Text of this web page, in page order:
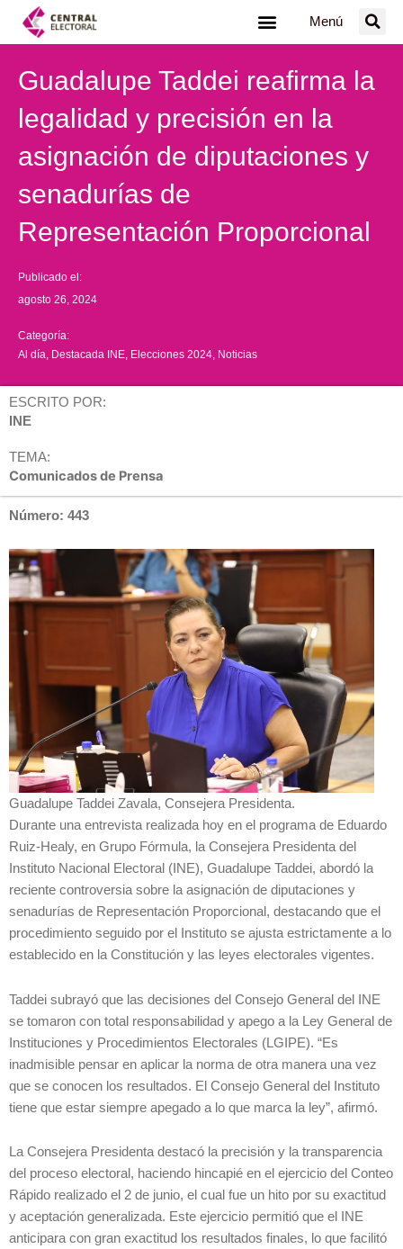
Menú
Guadalupe Taddei reafirma la
legalidad y precisión en la
asignación de diputaciones y
senadurías de
Representación Proporcional
Publicado el:
agosto 26, 2024
Categoría:
Al día Destacada INE Elecciones 2024 Noticias
ESCRITO POR:
INE
TEMA:
Comunicados de Prensa
Número: 443
Guadalupe Taddei Zavala, Consejera Presidenta.
Durante una entrevista realizada hoy en el programa de Eduardo
Ruiz-Healy, en Grupo Fórmula, la Consejera Presidenta del
Instituto Nacional Electoral (INE), Guadalupe Taddei, abordó la
reciente controversia sobre la asignación de diputaciones y
senadurías de Representación Proporcional, destacando que el
procedimiento seguido por el Instituto se ajusta estrictamente a lo
establecido en la Constitución y las leyes electorales vigentes.
Taddei subrayó que las decisiones del Consejo General del INE
se tomaron con total responsabilidad y apego a la Ley General de
Instituciones y Procedimientos Electorales (LGIPE). “Es
inadmisible pensar en aplicar la norma de otra manera una vez
que se conocen los resultados. El Consejo General del Instituto
tiene que estar siempre apegado a lo que marca la ley”, afirmó.
La Consejera Presidenta destacó la precisión y la transparencia
del proceso electoral, haciendo hincapié en el ejercicio del Conteo
Rápido realizado el 2 de junio, el cual fue un hito por su exactitud
y aceptación generalizada. Este ejercicio permitió que el INE
anticipara con gran exactitud los resultados finales, lo que facilitó